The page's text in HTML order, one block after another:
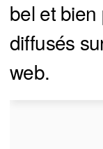
bel et bien
diffusés
web.